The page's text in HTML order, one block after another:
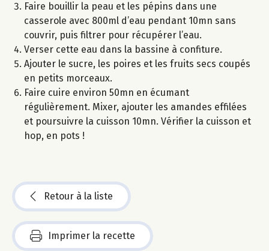
Faire bouillir la peau et les pépins dans une
casserole avec 800ml d’eau pendant 10mn sans
couvrir, puis filtrer pour récupérer l’eau.
Verser cette eau dans la bassine à confiture.
Ajouter le sucre, les poires et les fruits secs coupés
en petits morceaux.
Faire cuire environ 50mn en écumant
régulièrement. Mixer, ajouter les amandes effilées
et poursuivre la cuisson 10mn. Vérifier la cuisson et
hop, en pots !
Retour à la liste
Imprimer la recette